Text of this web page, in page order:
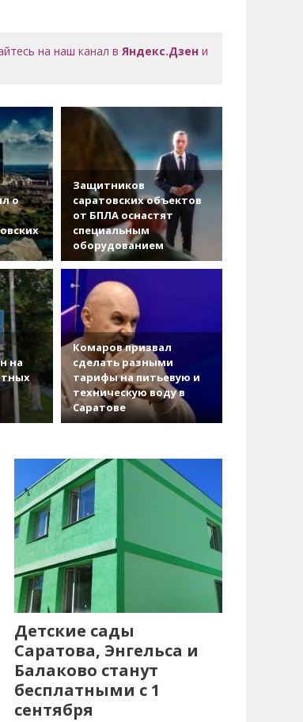
на наш канал вЯндекс.Дзен и
о
Защитников
саратовских объектов
от БПЛА оснастят
специальным
оборудованием
на
Комаров призвал
сделать разными
тарифы на питьевую и
техническую воду в
Саратове
Детские сады
Саратова, Энгельса и
Балаково станут
бесплатными с 1
сентября